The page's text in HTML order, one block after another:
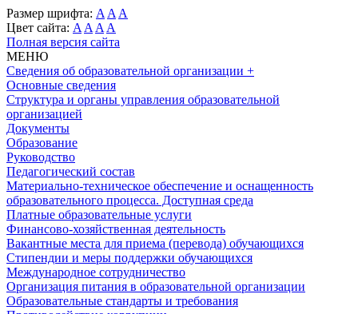
Размер шрифта: A A A
Цвет сайта: A A A A
Полная версия сайта
МЕНЮ
Сведения об образовательной организации +
Основные сведения
Структура и органы управления образовательной
организацией
Документы
Образование
Руководство
Педагогический состав
Материально-техническое обеспечение и оснащенность
образовательного процесса. Доступная среда
Платные образовательные услуги
Финансово-хозяйственная деятельность
Вакантные места для приема (перевода) обучающихся
Стипендии и меры поддержки обучающихся
Международное сотрудничество
Организация питания в образовательной организации
Образовательные стандарты и требования